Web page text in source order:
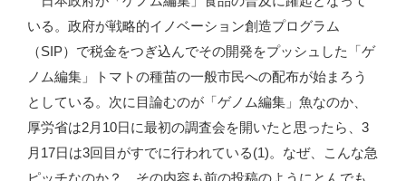
を
も
た
ら
す
か？
いる。政府が戦略的イノベーション創造プログラム
（SIP）で税金をつぎ込んでその開発をプッシュした「ゲ
ノム編集」トマトの種苗の一般市民への配布が始まろう
としている。次に目論むのが「ゲノム編集」魚なのか、
厚労省は2月10日に最初の調査会を開いたと思ったら、3
月17日は3回目がすでに行われている(1)。なぜ、こんな急